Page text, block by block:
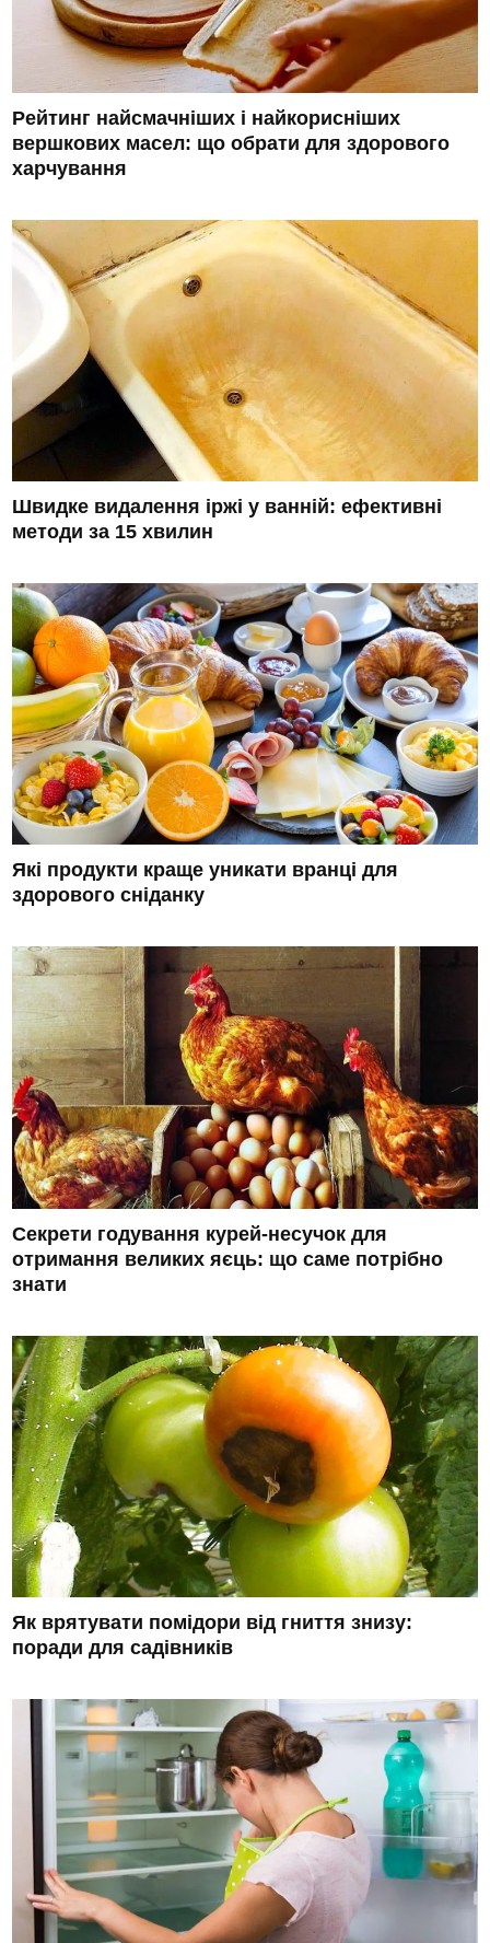
Рейтинг найсмачніших і найкорисніших
вершкових масел: що обрати для здорового
харчування
Швидке видалення іржі у ванній: ефективні
методи за 15 хвилин
Які продукти краще уникати вранці для
здорового сніданку
Секрети годування курей-несучок для
отримання великих яєць: що саме потрібно
знати
Як врятувати помідори від гниття знизу:
поради для садівників